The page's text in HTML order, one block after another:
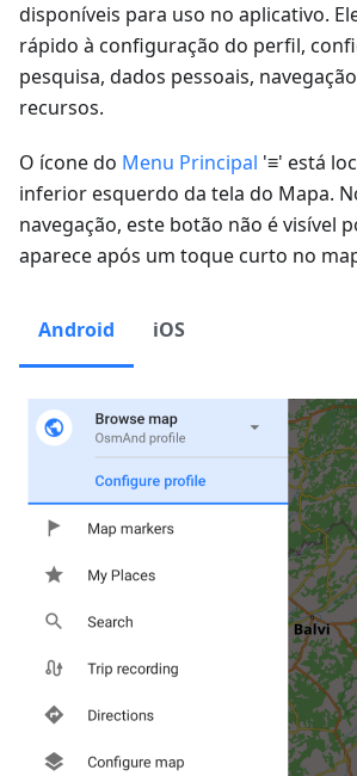
disponíveis para uso no aplicativo.
rápido à configuração do perfil,
pesquisa, dados pessoais,
recursos.
O ícone do Menu Principal '≡' está
inferior esquerdo da tela do Mapa.
navegação, este botão não é visível
aparece após um toque curto no
Android iOS